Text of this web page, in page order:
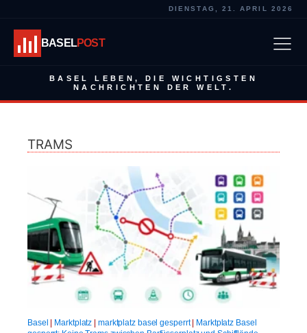
DIENSTAG, 21. APRIL 2026
BASELPOST
BASEL LEBEN, DIE WICHTIGSTEN
NACHRICHTEN DER WELT.
TRAMS
Basel Marktplatz marktplatz basel gesperrt|
Marktplatz Basel